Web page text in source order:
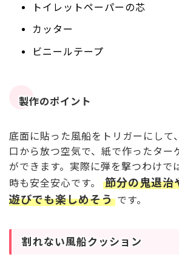
トイレットペーパーの芯
カッター
ビニールテープ
製作のポイント
底面に貼った風船をトリガーにして
口から放つ空気で、紙で作ったター
ができます。実際に弾を撃つわけで
時も安全安心です。
節分の鬼退治
遊びでも楽しめそう です。
割れない風船クッション